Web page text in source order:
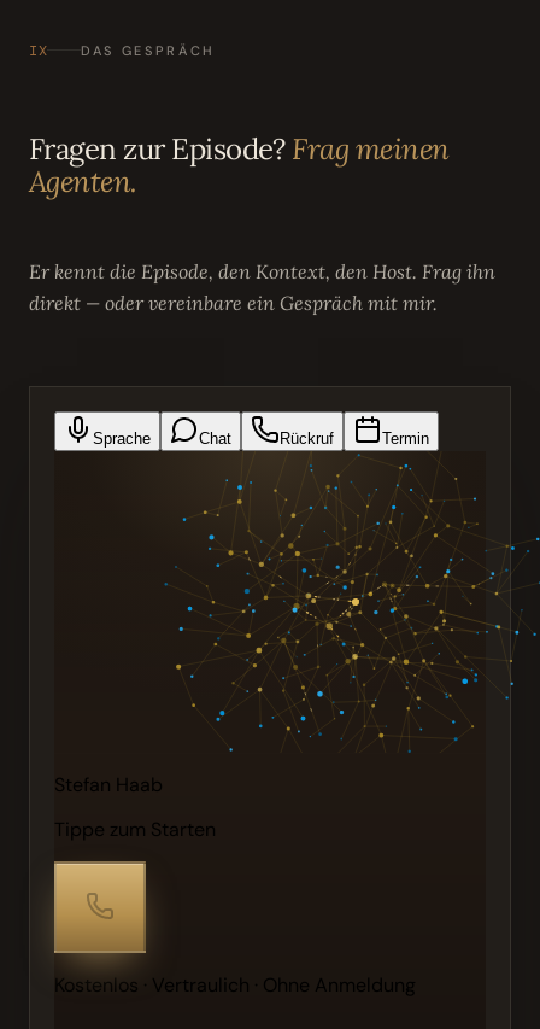
IX DAS GESPRÄCH
Fragen zur Episode?Frag meinen
Agenten.
Er kennt die Episode, den Kontext, den Host. Frag ihn
direkt — oder vereinbare ein Gespräch mit mir.
Sprache Chat Rückruf Termin
Stefan Haab
Tippe zum Starten
Kostenlos · Vertraulich · Ohne Anmeldung